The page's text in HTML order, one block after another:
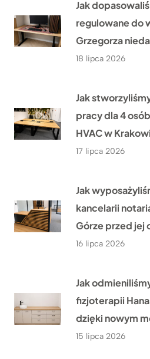
Jak
regulowane do
Grzegorza
18 lipca 2026
Jak
pracy dla 4
HVAC w
17 lipca 2026
Jak
kancelarii
Górze przed jej
16 lipca 2026
Jak
fizjoterapii
dzięki nowym
15 lipca 2026